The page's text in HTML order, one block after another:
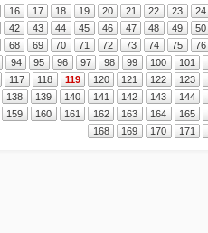
16 17 18 19 20 21 22 23 24
42 43 44 45 46 47 48 49 50
68 69 70 71 72 73 74 75 76
94 95 96 97 98 99 100 101
117 118 119 120 121 122 123
138 139 140 141 142 143 144
159 160 161 162 163 164 165
168
169 170 171